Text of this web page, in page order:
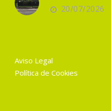
20/07/2026
Aviso Legal
Política de Cookies